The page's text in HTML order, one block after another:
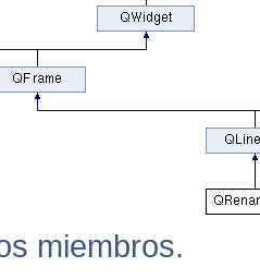
miembros.